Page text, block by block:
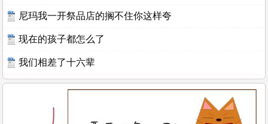
尼玛我一开祭品店的搁不住你这样夸
现在的孩子都怎么了
我们相差了十六辈